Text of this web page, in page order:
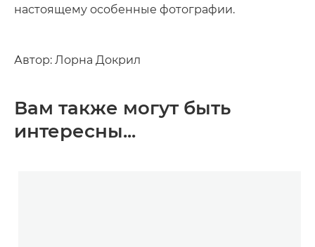
настоящему особенные фотографии.
Автор: Лорна Докрил
Вам также могут быть
интересны...